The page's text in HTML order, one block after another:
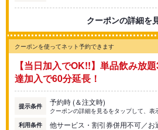
クーポンの詳細を
クーポンを使ってネット予約できます
【当日加入でOK!!】単品飲み放
達加入で60分延長！
提示条件 予約時 (＆注文時)
クーポンの詳細を見るをタップして、表
利用条件
他サービス・割引券併用不可／お